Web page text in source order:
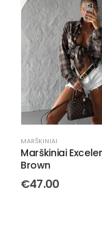
MARŠKINIAI
Marškiniai Alli